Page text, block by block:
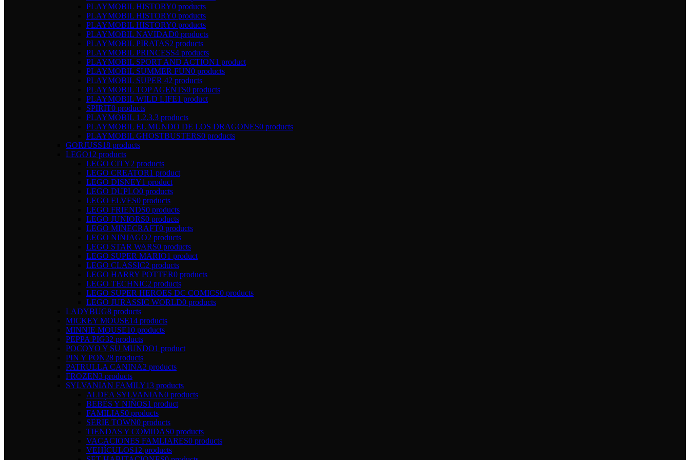
PLAYMOBIL HISTORY0 products
PLAYMOBIL HISTORY0 products
PLAYMOBIL HISTORY0 products
PLAYMOBIL NAVIDAD0 products
PLAYMOBIL PIRATAS2 products
PLAYMOBIL PRINCESS4 products
PLAYMOBIL SPORT AND ACTION1 product
PLAYMOBIL SUMMER FUN0 products
PLAYMOBIL SUPER 42 products
PLAYMOBIL TOP AGENTS0 products
PLAYMOBIL WILD LIFE1 product
SPIRIT0 products
PLAYMOBIL 1.2.3.3 products
PLAYMOBIL EL MUNDO DE LOS DRAGONES0 products
PLAYMOBIL GHOSTBUSTERS0 products
GORJUSS18 products
LEGO12 products
LEGO CITY2 products
LEGO CREATOR1 product
LEGO DISNEY1 product
LEGO DUPLO0 products
LEGO ELVES0 products
LEGO FRIENDS0 products
LEGO JUNIORS0 products
LEGO MINECRAFT0 products
LEGO NINJAGO2 products
LEGO STAR WARS0 products
LEGO SUPER MARIO1 product
LEGO CLASSIC2 products
LEGO HARRY POTTER0 products
LEGO TECHNIC2 products
LEGO SUPER HEROES DC COMICS0 products
LEGO JURASSIC WORLD0 products
LADYBUG8 products
MICKEY MOUSE14 products
MINNIE MOUSE10 products
PEPPA PIG32 products
POCOYO Y SU MUNDO1 product
PIN Y PON28 products
PATRULLA CANINA2 products
FROZEN3 products
SYLVANIAN FAMILY13 products
ALDEA SYLVANIAN0 products
BEBÉS Y NIÑOS1 product
FAMILIAS0 products
SERIE TOWN0 products
TIENDAS Y COMIDAS0 products
VACACIONES FAMLIARES0 products
VEHÍCULOS12 products